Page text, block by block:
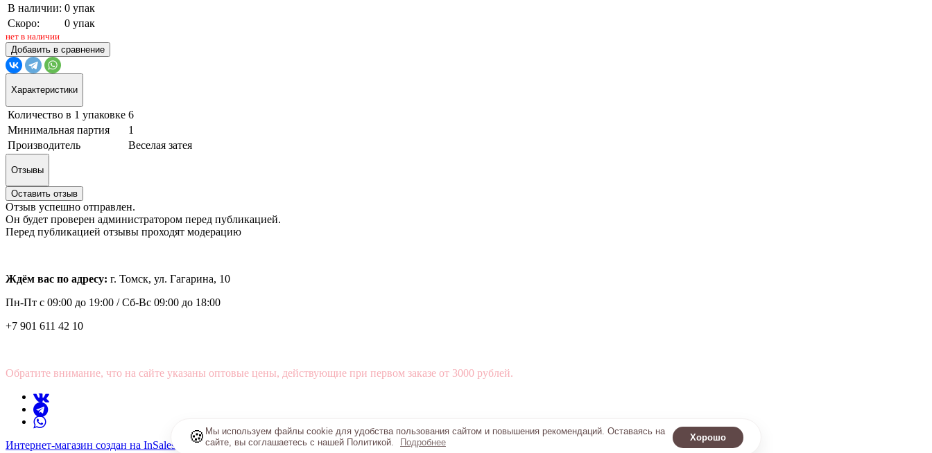
В наличии: 0 упак
Скоро:
0 упак
нет в наличии
Добавить в сравнение
Характеристики
Количество в 1 упаковке 6
Минимальная партия
1
Производитель
Веселая затея
Отзывы
Оставить отзыв
Отзыв успешно отправлен.
Он будет проверен администратором перед публикацией.
Перед публикацией отзывы проходят модерацию
Ждём вас по адресу: г. Томск, ул. Гагарина, 10
Пн-Пт с 09:00 до 19:00 /Сб-Вс 09:00 до 18:00
+7 901 611 42 10
Обратите внимание, что на сайте указаны оптовые цены, действующие при первом заказе от 3000 рублей.
Интернет-магазин создан на InSales 🍪 Мы используем файлы cookie для удобства пользования сайтом и повышения рекомендаций. Оставаясь на
сайте, вы соглашаетесь с нашей Политикой.
Подробнее Хорошо